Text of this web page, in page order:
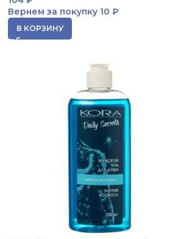
Вернем за покупку10 ₽
В КОРЗИНУ